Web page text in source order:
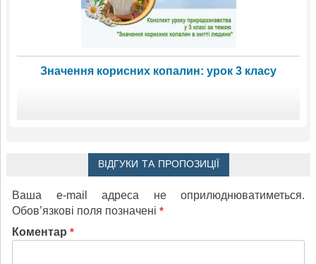
Значення корисних копалин: урок 3 класу
ВІДГУКИ ТА ПРОПОЗИЦІЇ
Ваша e-mail адреса не оприлюднюватиметься.
Обов’язкові поля позначені *
Коментар *